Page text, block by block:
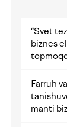
“Svet
biznes
Farruh
manti